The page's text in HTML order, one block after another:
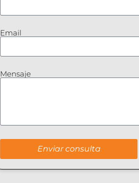
Email
Mensaje
Enviar consulta